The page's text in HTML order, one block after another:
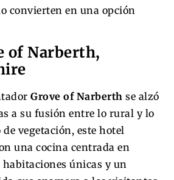
convierten en una opción
of Narberth,
Grove of Narberth se alzó
a su fusión entre lo rural y lo
vegetación, este hotel
una cocina centrada en
únicas y un